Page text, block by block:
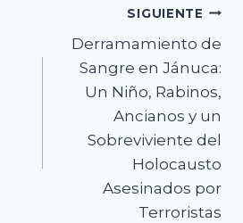
SIGUIENTE
Derramamiento de
Sangre en Jánuca:
Un Niño, Rabinos,
Ancianos y un
Sobreviviente del
Holocausto
Asesinados por
Terroristas